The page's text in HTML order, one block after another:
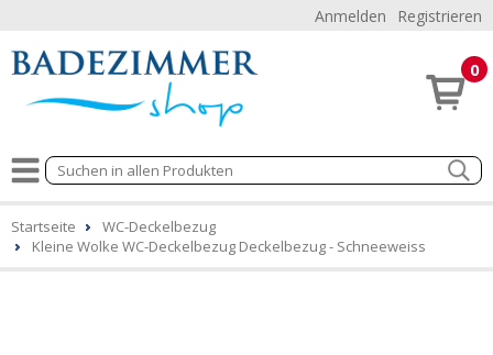
Anmelden Registrieren
0
Startseite
WC-Deckelbezug
Kleine Wolke WC-Deckelbezug Deckelbezug - Schneeweiss